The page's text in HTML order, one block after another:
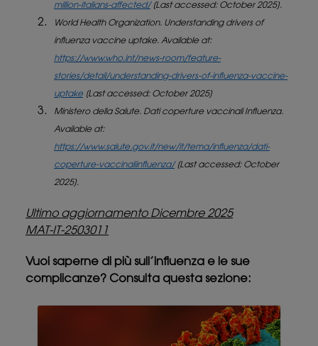
million-italians-affected/[Last accessed: October 2025].
World Health Organization. Understanding drivers of
influenza vaccine uptake. Available at:
https://www.who.int/news-room/feature-
stories/detail/understanding-drivers-of-influenza-vaccine-
uptake [Last accessed: October 2025]
Ministero della Salute. Dati coperture vaccinali Influenza.
Available at:
https://www.salute.gov.it/new/it/tema/influenza/dati-
coperture-vaccinaliinfluenza/[Last accessed: October
2025].
Ultimo aggiornamento Dicembre 2025
MAT-IT-2503011
Vuoi saperne di più sull’influenza e le sue
complicanze? Consulta questa sezione: